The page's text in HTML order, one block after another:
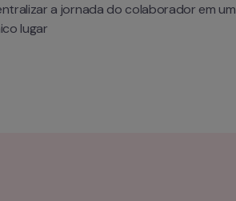
a jornada do colaborador em um
lugar